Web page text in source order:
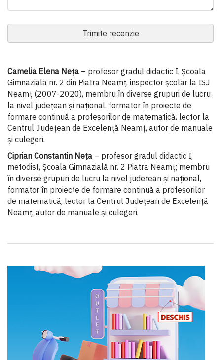
Trimite recenzie
Camelia Elena Neța – profesor gradul didactic I, Şcoala
Gimnazială nr. 2 din Piatra Neamţ, inspector şcolar la ISJ
Neamț (2007-2020), membru în diverse grupuri de lucru
la nivel judeţean şi naţional, formator în proiecte de
formare continuă a profesorilor de matematică, lector la
Centrul Județean de Excelență Neamț, autor de manuale
și culegeri.
Ciprian Constantin Neța – profesor gradul didactic I,
metodist, Şcoala Gimnazială nr. 2 Piatra Neamţ; membru
în diverse grupuri de lucru la nivel judeţean şi naţional,
formator în proiecte de formare continuă a profesorilor
de matematică, lector la Centrul Județean de Excelență
Neamț, autor de manuale și culegeri.